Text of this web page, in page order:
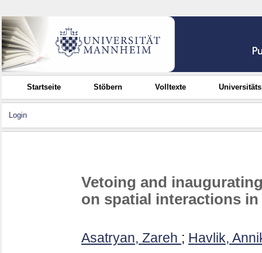
Startseite Stöbern Volltexte
Login
Vetoing and
on spatial interactions
Asatryan, Zareh ; Havlik,